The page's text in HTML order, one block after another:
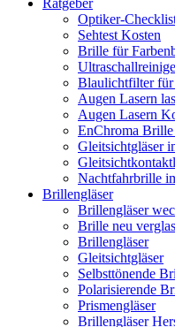
Ratgeber
Optiker-
Sehtest Kosten
Brille für
Blaulichtfilter
Augen Lasern
Augen Lasern
EnChroma
Gleitsichtgläser
Nachtfahrbrille
Brillengläser
Brillengläser
Brille neu
Brillengläser
Gleitsichtgläser
Selbsttönende
Polarisierende
Prismengläser
Brillengläser